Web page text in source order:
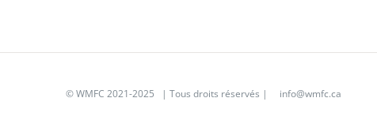
©WMFC 2021-2025 | Tous droits réservés | info@wmfc.ca